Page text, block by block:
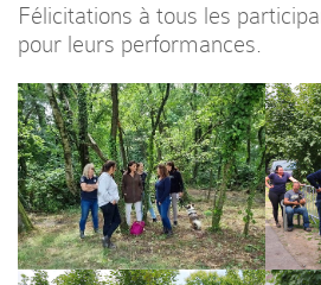
Félicitations à tous les
pour leurs performances.